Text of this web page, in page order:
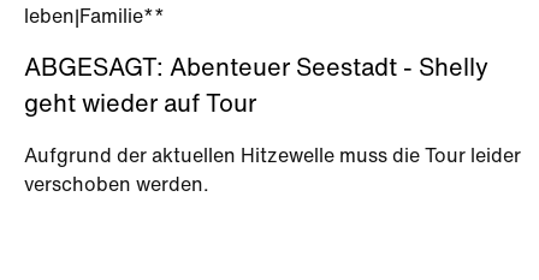
leben Familie**
ABGESAGT: Abenteuer Seestadt - Shelly
geht wieder auf Tour
Aufgrund der aktuellen Hitzewelle muss die Tour leider
verschoben werden.